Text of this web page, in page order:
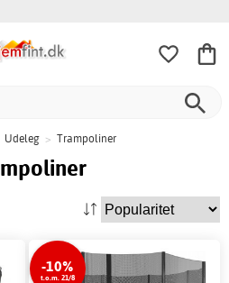
Udeleg > Trampoliner
-10%
t.o.m. 21/8